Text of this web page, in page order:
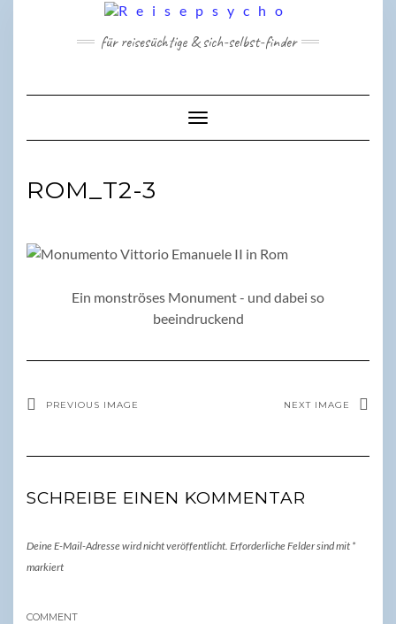
für reisesüchtige & sich-selbst-finder
Toggle Navigation
ROM_T2-3
Ein monströses Monument - und dabei so
beeindruckend
PREVIOUS IMAGE NEXT IMAGE
SCHREIBE EINEN KOMMENTAR
Deine E-Mail-Adresse wird nicht veröffentlicht. Erforderliche Felder sind mit *
markiert
COMMENT